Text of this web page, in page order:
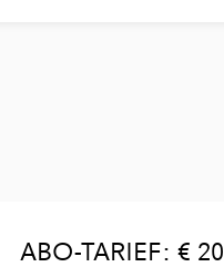
ABO-TARIEF: € 20